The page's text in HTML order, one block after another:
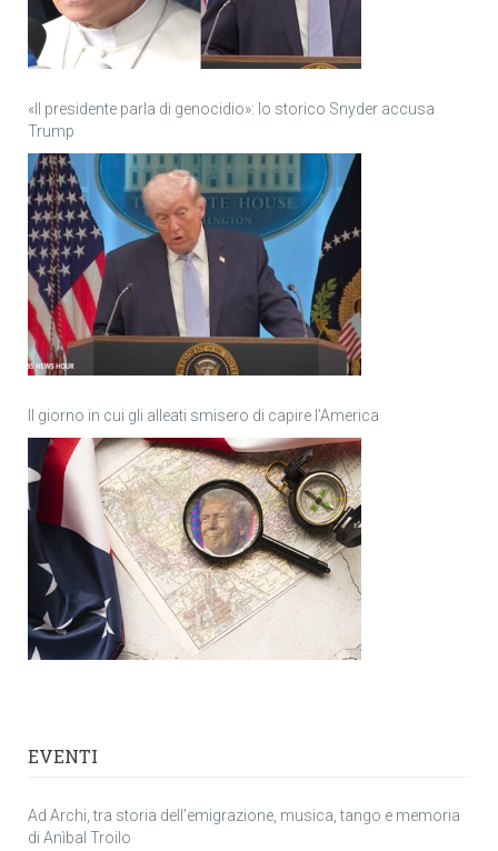
«Il presidente parla di genocidio»: lo storico Snyder accusa
Trump
Il giorno in cui gli alleati smisero di capire l’America
EVENTI
Ad Archi, tra storia dell’emigrazione, musica, tango e memoria
di Anìbal Troilo